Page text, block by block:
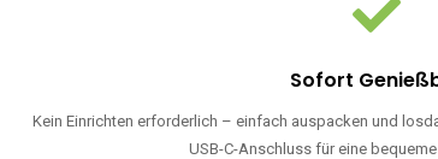
Sofort
Kein Einrichten erforderlich – einfach auspacken und
USB-C-Anschluss für eine